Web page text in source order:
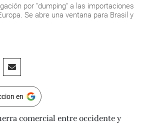
por "dumping" a las importaciones
Se abre una ventana para Brasil y
en